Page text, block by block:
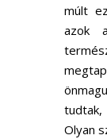
múlt
azok
Olyan